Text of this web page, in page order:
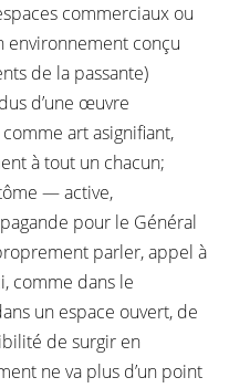
commerciaux ou
environnement conçu
de la passante)
d’une œuvre
art asignifiant,
à tout un chacun;
— active,
pour le Général
parler, appel à
comme dans le
un espace ouvert, de
de surgir en
ne va plus d’un point